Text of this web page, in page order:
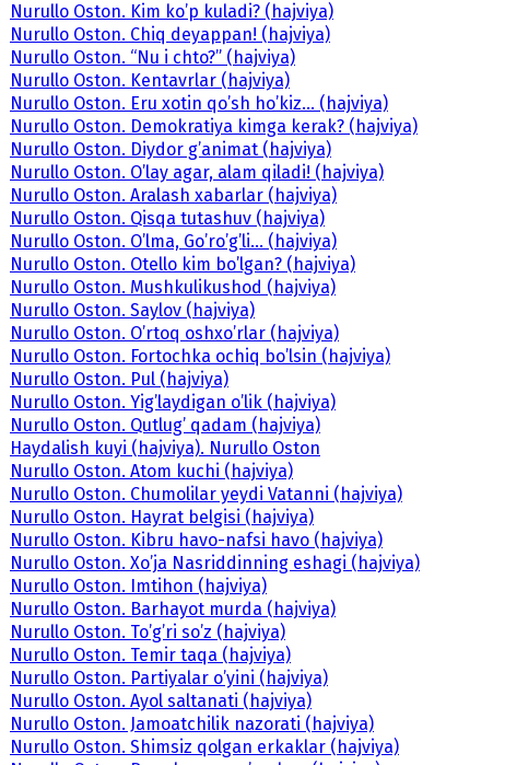
Nurullo Oston. Kim ko’p kuladi? (hajviya)
Nurullo Oston. Chiq deyappan! (hajviya)
Nurullo Oston. “Nu i chto?” (hajviya)
Nurullo Oston. Kentavrlar (hajviya)
Nurullo Oston. Eru xotin qo’sh ho’kiz... (hajviya)
Nurullo Oston. Demokratiya kimga kerak? (hajviya)
Nurullo Oston. Diydor g’animat (hajviya)
Nurullo Oston. O’lay agar, alam qiladi! (hajviya)
Nurullo Oston. Aralash xabarlar (hajviya)
Nurullo Oston. Qisqa tutashuv (hajviya)
Nurullo Oston. O’lma, Go’ro’g’li... (hajviya)
Nurullo Oston. Otello kim bo’lgan? (hajviya)
Nurullo Oston. Mushkulikushod (hajviya)
Nurullo Oston. Saylov (hajviya)
Nurullo Oston. O’rtoq oshxo’rlar (hajviya)
Nurullo Oston. Fortochka ochiq bo’lsin (hajviya)
Nurullo Oston. Pul (hajviya)
Nurullo Oston. Yig’laydigan o’lik (hajviya)
Nurullo Oston. Qutlug’ qadam (hajviya)
Haydalish kuyi (hajviya). Nurullo Oston
Nurullo Oston. Atom kuchi (hajviya)
Nurullo Oston. Chumolilar yeydi Vatanni (hajviya)
Nurullo Oston. Hayrat belgisi (hajviya)
Nurullo Oston. Kibru havo-nafsi havo (hajviya)
Nurullo Oston. Xo’ja Nasriddinning eshagi (hajviya)
Nurullo Oston. Imtihon (hajviya)
Nurullo Oston. Barhayot murda (hajviya)
Nurullo Oston. To’g’ri so’z (hajviya)
Nurullo Oston. Temir taqa (hajviya)
Nurullo Oston. Partiyalar o’yini (hajviya)
Nurullo Oston. Ayol saltanati (hajviya)
Nurullo Oston. Jamoatchilik nazorati (hajviya)
Nurullo Oston. Shimsiz qolgan erkaklar (hajviya)